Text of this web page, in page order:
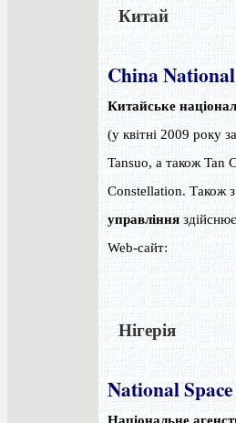
Китай
China
Китайське
(у квітні 2009 року
Tansuo, а також Tan
Constellation. Також
управління
Web-сайт:
Нігерія
National